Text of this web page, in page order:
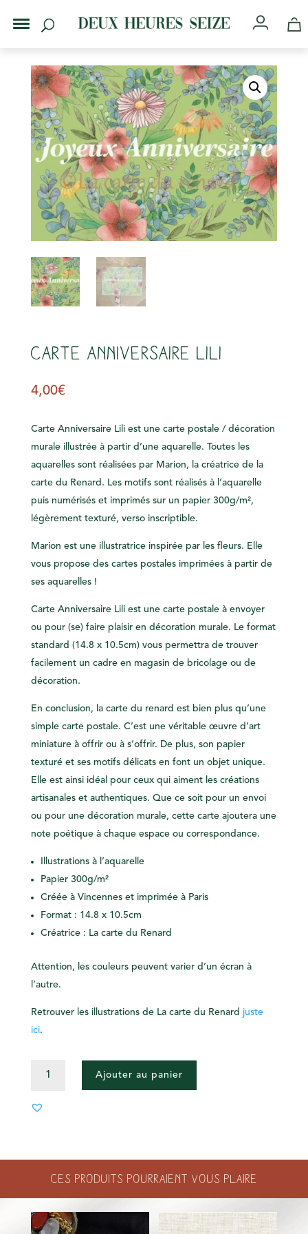
Carte Anniversaire Lili
4,00€
Carte Anniversaire Lili est une carte postale / décoration
murale illustrée à partir d’une aquarelle. Toutes les
aquarelles sont réalisées par Marion, la créatrice de la
carte du Renard. Les motifs sont réalisés à l’aquarelle
puis numérisés et imprimés sur un papier 300g/m²,
légèrement texturé, verso inscriptible.
Marion est une illustratrice inspirée par les fleurs. Elle
vous propose des cartes postales imprimées à partir de
ses aquarelles !
Carte Anniversaire Lili est une carte postale à envoyer
ou pour (se) faire plaisir en décoration murale. Le format
standard (14.8 x 10.5cm) vous permettra de trouver
facilement un cadre en magasin de bricolage ou de
décoration.
En conclusion, la carte du renard est bien plus qu’une
simple carte postale. C’est une véritable œuvre d’art
miniature à offrir ou à s’offrir. De plus, son papier
texturé et ses motifs délicats en font un objet unique.
Elle est ainsi idéal pour ceux qui aiment les créations
artisanales et authentiques. Que ce soit pour un envoi
ou pour une décoration murale, cette carte ajoutera une
note poétique à chaque espace ou correspondance.
Illustrations à l’aquarelle
Papier 300g/m²
Créée à Vincennes et imprimée à Paris
Format : 14.8 x 10.5cm
Créatrice : La carte du Renard
Attention, les couleurs peuvent varier d’un écran à
l’autre.
Retrouver les illustrations de La carte du Renard juste
ici.
ANNIVERSAIRE
Ajouter au panier
Ces produits pourraient vous plaire